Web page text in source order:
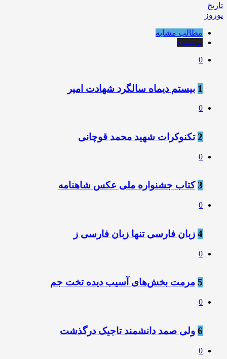
تاریخ
نوروز
مطالب مشابه
نویسنده
0
1 بیستم دیماه سالگرد شهادت امیر
0
2 تکنوکرات شهید محمد قوچانی
0
3 کتاب جشنواره ملی عکس شاهنامه
0
4 ‌زبان فارسی تنها زبان فارسی ز
0
5 مرمت بخش‌های آسیب دیده تخت جم
0
6 ولی صمد دانشمند تاجیک درگذشت
0